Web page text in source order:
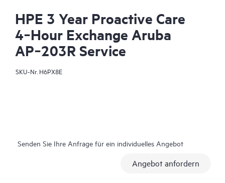
HPE 3 Year Proactive Care
4‑Hour Exchange Aruba
AP‑203R Service
SKU-Nr. H6PX8E
Senden Sie Ihre Anfrage für ein individuelles Angebot
Angebot anfordern